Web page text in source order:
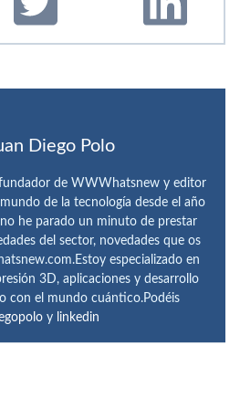
Diego Polo
fundador de WWWhatsnew y editor
de la tecnología desde el año
he parado un minuto de prestar
del sector, novedades que os
especializado en
3D, aplicaciones y desarrollo
con el mundo cuántico.Podéis
y linkedin